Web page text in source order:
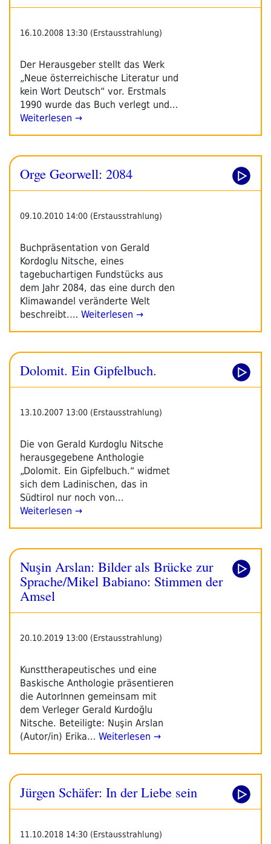
16.10.2008 13:30 (Erstausstrahlung)
Der Herausgeber stellt das Werk
„Neue österreichische Literatur und
kein Wort Deutsch“ vor. Erstmals
1990 wurde das Buch verlegt und…
Weiterlesen →
Orge Georwell: 2084
09.10.2010 14:00 (Erstausstrahlung)
Buchpräsentation von Gerald
Kordoglu Nitsche, eines
tagebuchartigen Fundstücks aus
dem Jahr 2084, das eine durch den
Klimawandel veränderte Welt
beschreibt.… Weiterlesen →
Dolomit. Ein Gipfelbuch.
13.10.2007 13:00 (Erstausstrahlung)
Die von Gerald Kurdoglu Nitsche
herausgegebene Anthologie
„Dolomit. Ein Gipfelbuch.“ widmet
sich dem Ladinischen, das in
Südtirol nur noch von…
Weiterlesen →
Nuşin Arslan: Bilder als Brücke zur
Sprache/Mikel Babiano: Stimmen der
Amsel
20.10.2019 13:00 (Erstausstrahlung)
Kunsttherapeutisches und eine
Baskische Anthologie präsentieren
die AutorInnen gemeinsam mit
dem Verleger Gerald Kurdoğlu
Nitsche. Beteiligte: Nuşin Arslan
(Autor/in) Erika… Weiterlesen →
Jürgen Schäfer: In der Liebe sein
11.10.2018 14:30 (Erstausstrahlung)